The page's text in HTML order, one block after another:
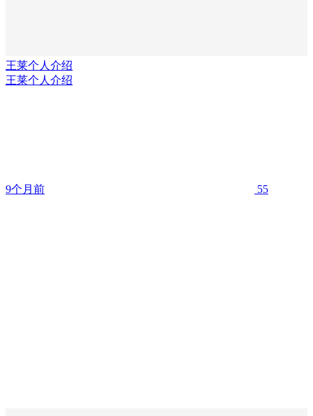
王莱个人介绍
王莱个人介绍
9个月前 55